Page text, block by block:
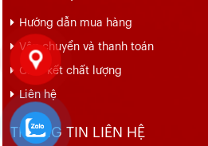
Hướng dẫn mua hàng
Vận chuyển và thanh toán
Cam kết chất lượng
Liên hệ
THÔNG TIN LIÊN HỆ